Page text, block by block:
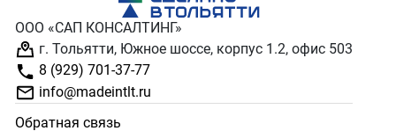
ООО «САП КОНСАЛТИНГ»
г. Тольятти, Южное шоссе, корпус 1.2, офис 503
8 (929) 701-37-77
info@madeintlt.ru
Обратная связь